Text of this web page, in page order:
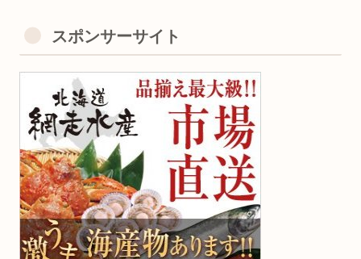
スポンサーサイト